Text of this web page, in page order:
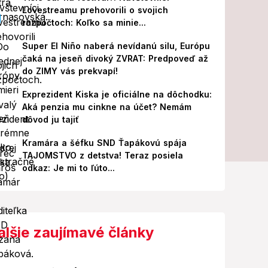
Lovestreamu prehovorili o svojich
rozpočtoch: Koľko sa minie...
Super El Niño naberá nevídanú silu, Európu
čaká na jeseň divoký ZVRAT: Predpoveď až
do ZIMY vás prekvapí!
Exprezident Kiska je oficiálne na dôchodku:
Aká penzia mu cinkne na účet? Nemám
dôvod ju tajiť
Kramára a šéfku SND Ťapákovú spája
TAJOMSTVO z detstva! Teraz posiela
odkaz: Je mi to ľúto...
zaujímavé články
Foto